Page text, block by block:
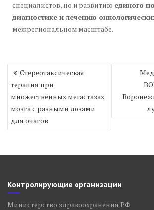
специалистов, но и развитию единого
диагностике и лечению
межрегиональном масштабе.
Навигация
записям
Стереотаксическая
терапия при
множественных метастазах
мозга с разными дозами
для очагов
Контролирующие организации
Министерство здравоохранения РФ